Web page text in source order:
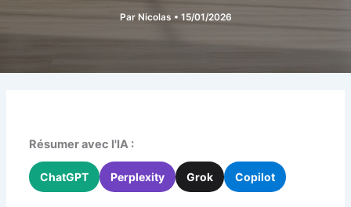
Par Nicolas • 15/01/2026
Résumer avec l'IA :
ChatGPT Perplexity Grok Copilot